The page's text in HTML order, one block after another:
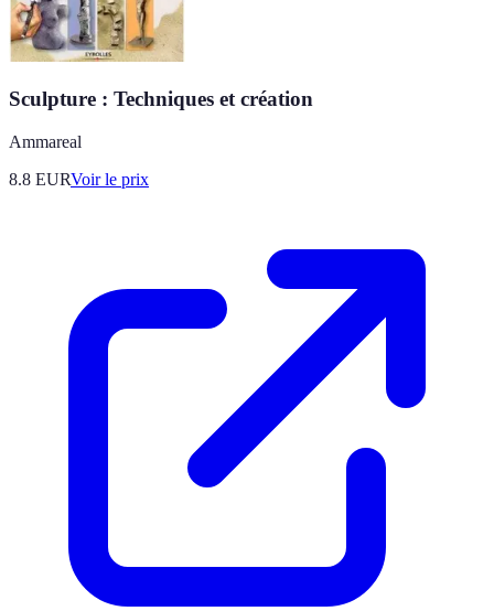
Sculpture : Techniques et création
Ammareal
8.8 EURVoir le prix